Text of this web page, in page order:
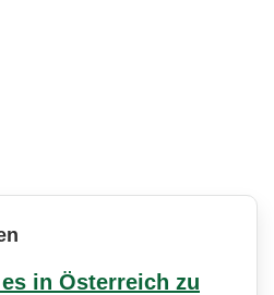
in Österreich zu